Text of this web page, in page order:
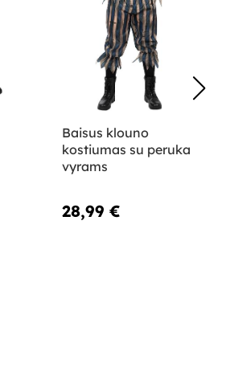
Baisus klouno
kostiumas su peruka
vyrams
28,99 €